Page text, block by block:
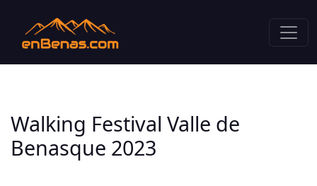
Walking Festival Valle de
Benasque 2023